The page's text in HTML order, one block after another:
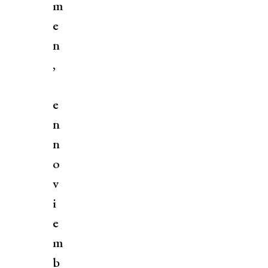
m
e
n
,
e
n
n
o
v
i
e
m
b